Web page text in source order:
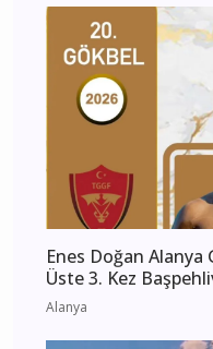
Enes Doğan Alanya
Üste 3. Kez
Alanya